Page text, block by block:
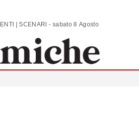
ANALISI | COMMENTI | SCENARI - sabato 8 Agosto 2026